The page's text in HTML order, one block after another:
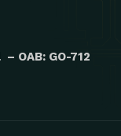
OAB: GO-712